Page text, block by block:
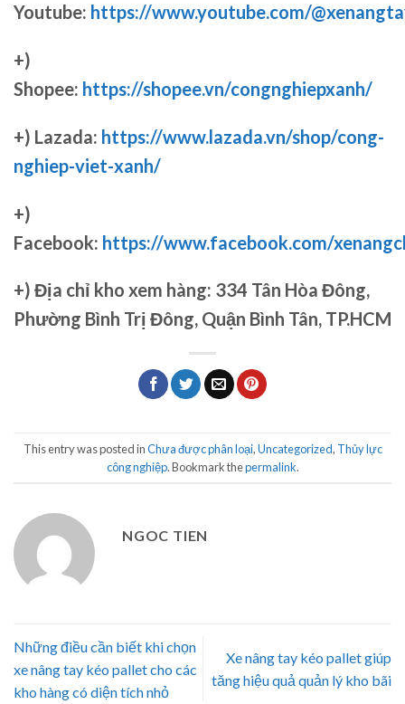
Youtube: https://www.youtube.com/
+)
Shopee: https://shopee.vn/congnghiepxanh/
+) Lazada: https://www.lazada.vn/shop/cong-
nghiep-viet-xanh/
+)
Facebook: https://www.facebook.com/
+) Địa chỉ kho xem hàng: 334 Tân Hòa Đông,
Phường Bình Trị Đông, Quận Bình Tân, TP.HCM
This entry was posted inChưa được phân loại,Uncategorized, Thủy lực
công nghiệp. Bookmark thepermalink.
NGOC TIEN
Những điều cần biết khi chọn
xe nâng tay kéo pallet cho các
kho hàng có diện tích nhỏ
Xe nâng tay kéo pallet giúp
tăng hiệu quả quản lý kho bãi